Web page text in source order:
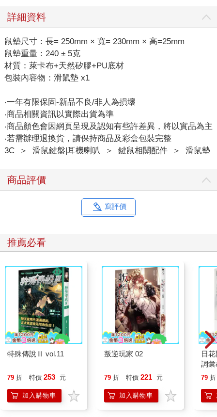
詳細資料
鼠墊尺寸：長= 250mm × 寬= 230mm × 高=25mm
鼠墊重量：240 ± 5克
材質：萊卡布+天然矽膠+PU底材
包裝內容物：滑鼠墊 x1
‧一年有限保固-新品不良/非人為損壞
‧商品相關資訊以實際出貨為準
‧商品顏色會因網頁呈現及認知有些許差異，將以實品為主
‧若需辦理退換貨，請保持商品及彩盒包裝完整
3C
＞ 滑鼠鍵盤|耳機喇叭 ＞ 鍵鼠相關配件 ＞ 滑鼠墊
商品評價
寫評價
推薦必看
特殊傳說Ⅲ vol.11
79 折 特價 253 元
加入購物車
叛逆玩家 02
79 折 特價 221 元
加入購物車
日
詞
79 折